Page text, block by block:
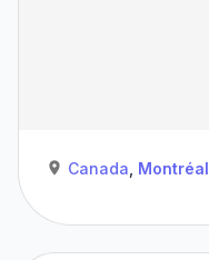
Canada Montréal